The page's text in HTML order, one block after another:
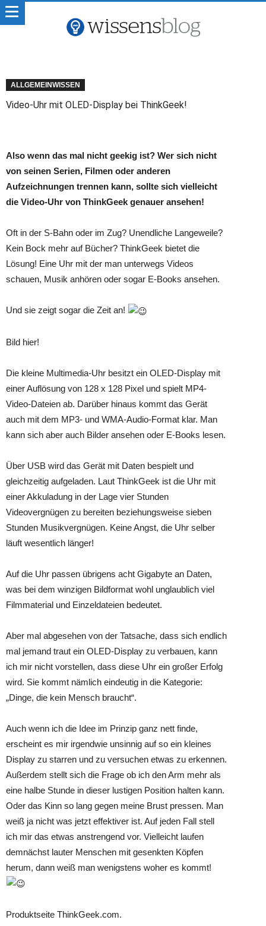
ALLGEMEINWISSEN
Video-Uhr mit OLED-Display bei ThinkGeek!
Also wenn das mal nicht geekig ist? Wer sich nicht
von seinen Serien, Filmen oder anderen
Aufzeichnungen trennen kann, sollte sich vielleicht
die Video-Uhr von ThinkGeek genauer ansehen!
Oft in der S-Bahn oder im Zug? Unendliche Langeweile?
Kein Bock mehr auf Bücher? ThinkGeek bietet die
Lösung! Eine Uhr mit der man unterwegs Videos
schauen, Musik anhören oder sogar E-Books ansehen.
Und sie zeigt sogar die Zeit an!
Bild hier!
Die kleine Multimedia-Uhr besitzt ein OLED-Display mit
einer Auflösung von 128 x 128 Pixel und spielt MP4-
Video-Dateien ab. Darüber hinaus kommt das Gerät
auch mit dem MP3- und WMA-Audio-Format klar. Man
kann sich aber auch Bilder ansehen oder E-Books lesen.
Über USB wird das Gerät mit Daten bespielt und
gleichzeitig aufgeladen. Laut ThinkGeek ist die Uhr mit
einer Akkuladung in der Lage vier Stunden
Videovergnügen zu bereiten beziehungsweise sieben
Stunden Musikvergnügen. Keine Angst, die Uhr selber
läuft wesentlich länger!
Auf die Uhr passen übrigens acht Gigabyte an Daten,
was bei dem winzigen Bildformat wohl unglaublich viel
Filmmaterial und Einzeldateien bedeutet.
Aber mal abgesehen von der Tatsache, dass sich endlich
mal jemand traut ein OLED-Display zu verbauen, kann
ich mir nicht vorstellen, dass diese Uhr ein großer Erfolg
wird. Sie kommt nämlich eindeutig in die Kategorie:
„Dinge, die kein Mensch braucht“.
Auch wenn ich die Idee im Prinzip ganz nett finde,
erscheint es mir irgendwie unsinnig auf so ein kleines
Display zu starren und zu versuchen etwas zu erkennen.
Außerdem stellt sich die Frage ob ich den Arm mehr als
eine halbe Stunde in dieser lustigen Position halten kann.
Oder das Kinn so lang gegen meine Brust pressen. Man
weiß ja nicht was jetzt effektiver ist. Auf jeden Fall stell
ich mir das etwas anstrengend vor. Vielleicht laufen
demnächst lauter Menschen mit gesenkten Köpfen
herum, dann weiß man wenigstens woher es kommt!
Produktseite ThinkGeek.com.